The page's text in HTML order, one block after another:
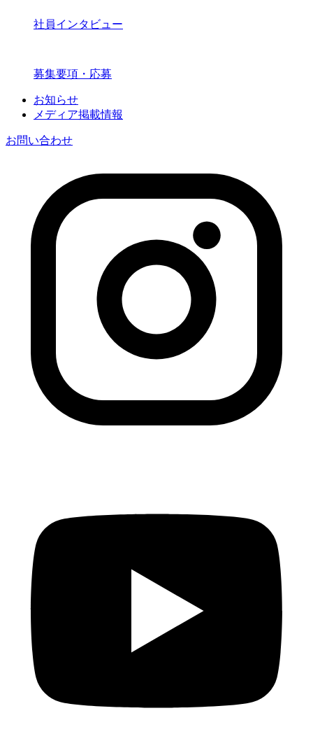
社員インタビュー
募集要項・応募
お知らせ
メディア掲載情報
お問い合わせ